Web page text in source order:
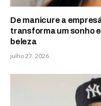
De manicure a
transforma um sonho
beleza
julho 27, 2026